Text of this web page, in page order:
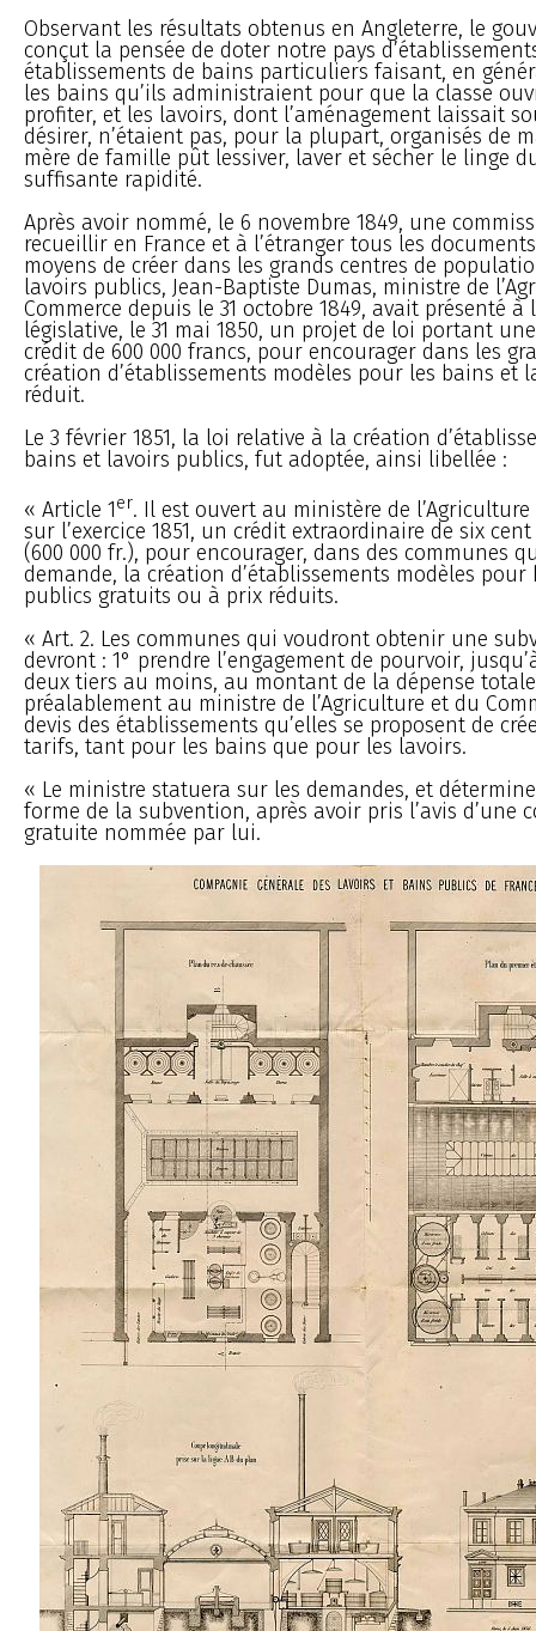
Observant les résultats obtenus en Angleterre, le
conçut la pensée de doter notre pays
établissements de bains particuliers faisant, en
les bains qu’ils administraient pour que la classe
profiter, et les lavoirs, dont l’aménagement laissait
désirer, n’étaient pas, pour la plupart, organisés de
mère de famille pût lessiver, laver et sécher le linge
suffisante rapidité.
Après avoir nommé, le 6 novembre 1849, une
recueillir en France et à l’étranger tous les
moyens de créer dans les grands centres de
lavoirs publics, Jean-Baptiste Dumas, ministre de
Commerce depuis le 31 octobre 1849, avait présenté à
législative, le 31 mai 1850, un projet de loi portant
crédit de 600 000 francs, pour encourager dans les
création d’établissements modèles pour les bains et
réduit.
Le 3 février 1851, la loi relative à la création
bains et lavoirs publics, fut adoptée, ainsi libellée :
« Article 1er. Il est ouvert au ministère de l’Agriculture
sur l’exercice 1851, un crédit extraordinaire de six
(600 000 fr.), pour encourager, dans des communes
demande, la création d’établissements modèles
publics gratuits ou à prix réduits.
« Art. 2. Les communes qui voudront obtenir une
devront : 1° prendre l’engagement de pourvoir,
deux tiers au moins, au montant de la dépense
préalablement au ministre de l’Agriculture et du
devis des établissements qu’elles se proposent de
tarifs, tant pour les bains que pour les lavoirs.
« Le ministre statuera sur les demandes, et
forme de la subvention, après avoir pris l’avis d’une
gratuite nommée par lui.